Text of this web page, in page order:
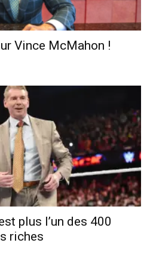
Vince McMahon !
plus l’un des 400
riches